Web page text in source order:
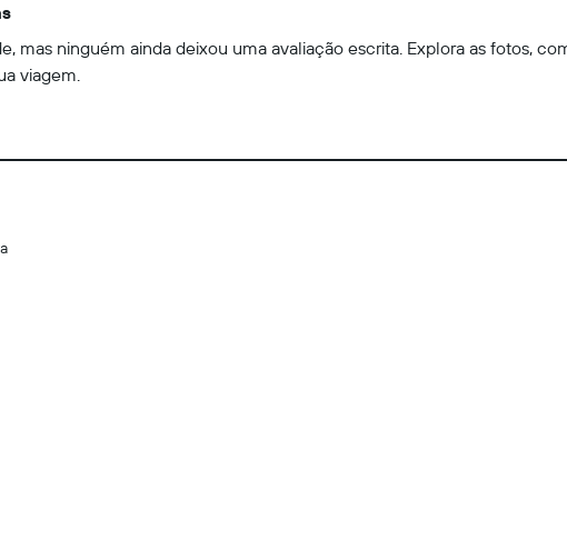
mas ninguém ainda deixou uma avaliação escrita. Explora as fotos,
viagem.